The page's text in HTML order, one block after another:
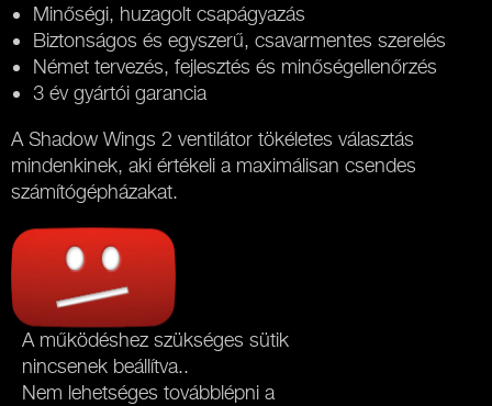
Minőségi, huzagolt csapágyazás
Biztonságos és egyszerű, csavarmentes szerelés
Német tervezés, fejlesztés és minőségellenőrzés
3 év gyártói garancia
A Shadow Wings 2 ventilátor tökéletes választás
mindenkinek, aki értékeli a maximálisan csendes
számítógépházakat.
A működéshez szükséges sütik
nincsenek beállítva..
Nem lehetséges továbblépni a